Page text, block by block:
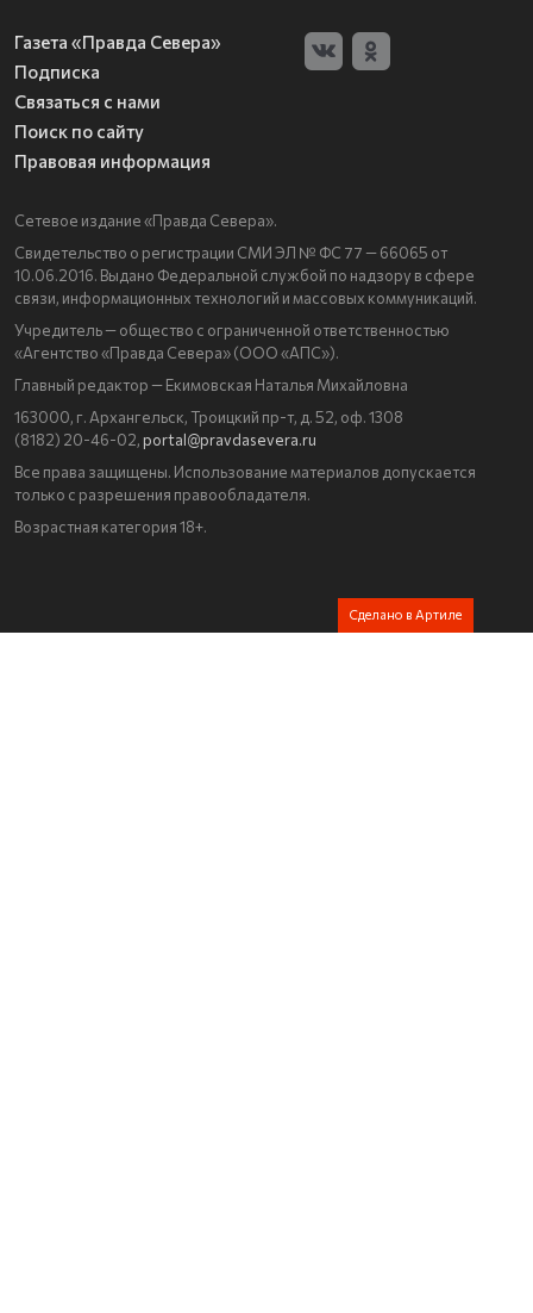
Газета «Правда Севера»
Подписка
Связаться с нами
Поиск по сайту
Правовая информация
Сетевое издание «Правда Севера».
Свидетельство о регистрации СМИ ЭЛ № ФС 77 — 66065 от
10.06.2016. Выдано Федеральной службой по надзору в сфере
связи, информационных технологий и массовых коммуникаций.
Учредитель — общество с ограниченной ответственностью
«Агентство «Правда Севера» (ООО «АПС»).
Главный редактор — Екимовская Наталья Михайловна
163000, г. Архангельск, Троицкий пр-т, д. 52, оф. 1308
(8182) 20-46-02, portal@pravdasevera.ru
Все права защищены. Использование материалов допускается
только с разрешения правообладателя.
Возрастная категория 18+.
Сделано в Артиле